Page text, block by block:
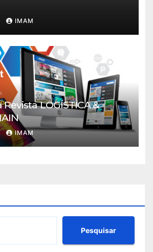
IMAM
LOGÍSTICA &
IMAM
Pesquisar